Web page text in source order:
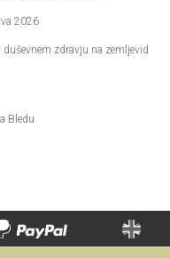
2026
zdravju na zemljevid
Bledu